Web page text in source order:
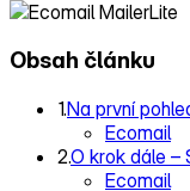
Obsah článku
1.Na první
Ecomail
2.O krok dále –
Ecomail